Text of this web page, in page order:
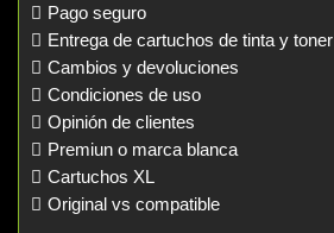
Pago seguro
Entrega de cartuchos de tinta y toner
Cambios y devoluciones
Condiciones de uso
Opinión de clientes
Premiun o marca blanca
Cartuchos XL
Original vs compatible